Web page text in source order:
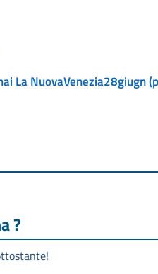
La NuovaVenezia28giugn
?